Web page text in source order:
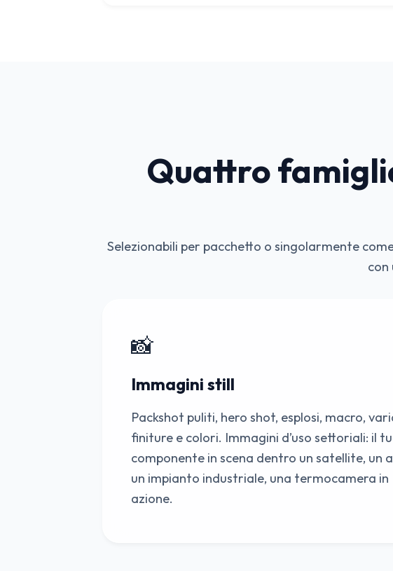
Quattro
Selezionabili per pacchetto o singolarmente
📸
Immagini still
Packshot puliti, hero shot, esplosi, macro,
finiture e colori. Immagini d’uso settoriali: il
componente in scena dentro un satellite, un
un impianto industriale, una termocamera in
azione.